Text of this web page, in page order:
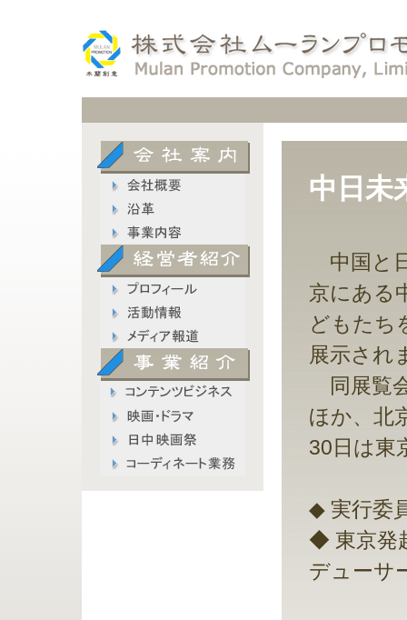
中日未
中国と
京にある
どもたち
展示され
同展覧
ほか、北
30日は東
◆ 実行委
◆ 東京発
デューサ